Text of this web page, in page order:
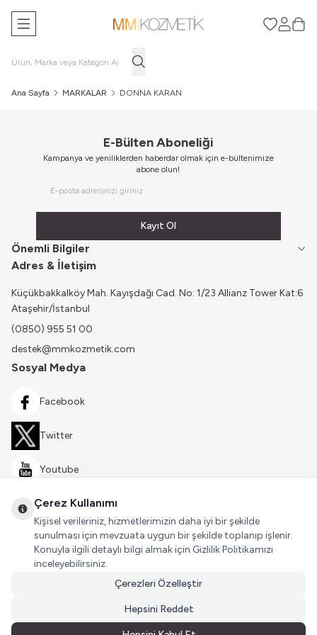
Favorilerim
Hesabım
Ana Sayfa MARKALAR DONNA KARAN
E-Bülten Aboneliği
Kampanya ve yeniliklerden haberdar olmak için e-bültenimize
abone olun!
Kayıt Ol
Önemli Bilgiler
Adres & İletişim
Küçükbakkalköy Mah. Kayışdağı Cad. No: 1/23 Allianz Tower Kat:6
Ataşehir/İstanbul
(0850) 955 51 00
destek@mmkozmetik.com
Sosyal Medya
Facebook
Twitter
Youtube
Instagram
Çerez Kullanımı
Kişisel verileriniz, hizmetlerimizin daha iyi bir şekilde
sunulması için mevzuata uygun bir şekilde toplanıp işlenir.
Konuyla ilgili detaylı bilgi almak için Gizlilik Politikamızı
inceleyebilirsiniz.
Çerezleri Özelleştir
Hepsini Reddet